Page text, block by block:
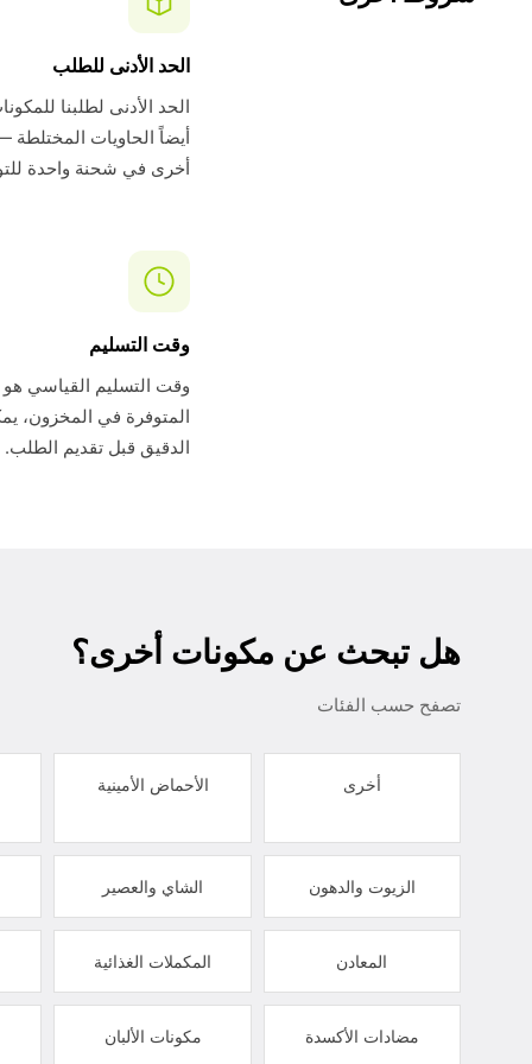
الحد الأدنى للطلب
أيضاً الحاويات المختلطة
أخرى في شحنة واحدة
وقت التسليم
المتوفرة في المخزون،
الدقيق قبل تقديم الطلب.
هل تبحث عن مكونات أخرى؟
تصفح حسب الفئات
أخرى الأحماض الأمينية
الزيوت والدهون الشاي والعصير
المعادن المكملات الغذائية
مضادات الأكسدة مكونات الألبان